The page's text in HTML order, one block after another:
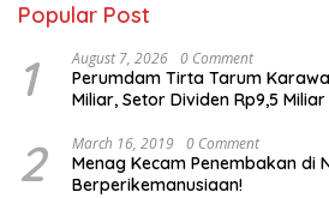
Popular Post
1 August 7, 2026 0 Comment
Perumdam Tirta Tarum
Miliar, Setor Dividen Rp9,5 Miliar
2 March 16, 2019 0 Comment
Menag Kecam Penembakan di
Berperikemanusiaan!